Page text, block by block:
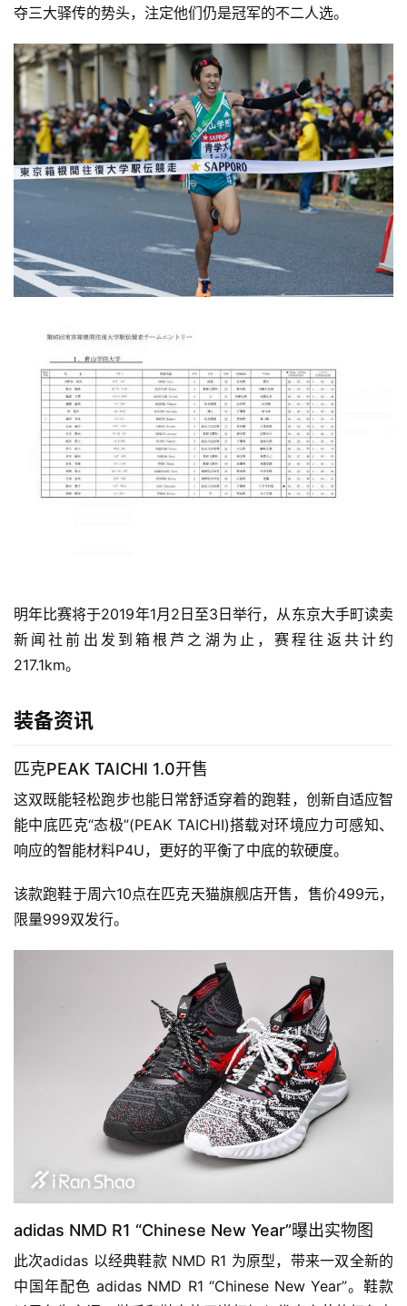
夺三大驿传的势头，注定他们仍是冠军的不二人选。
明年比赛将于2019年1月2日至3日举行， 从东京大手町读卖
新闻社前出发到箱根芦之湖为止，赛程往返共计约
217.1km。
装备资讯
匹克PEAK TAICHI 1.0开售
这双既能轻松跑步也能日常舒适穿着的跑鞋， 创新自适应智
能中底匹克“态极”(PEAK TAICHI)搭载对环境应力可感知、
响应的智能材料P4U，更好的平衡了中底的软硬度。
该款跑鞋于周六10点在匹克天猫旗舰店开售，售价499元，
限量999双发行。
adidas NMD R1 “Chinese New Year”曝出实物图
此次adidas 以经典鞋款 NMD R1 为原型，带来一双全新的
中国年配色 adidas NMD R1 “Chinese New Year”。鞋款